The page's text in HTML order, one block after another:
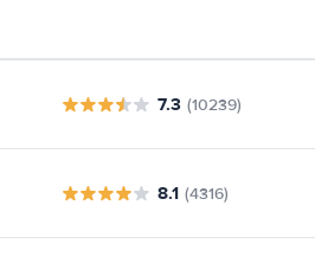
7.3 (10239)
8.1 (4316)